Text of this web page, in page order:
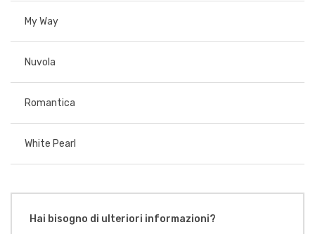
My Way
Nuvola
Romantica
White Pearl
Hai bisogno di ulteriori informazioni?